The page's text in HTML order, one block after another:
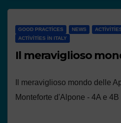
GOOD PRACTICES NEWS
ACTIVITIES IN ITALY
Il meraviglioso
Il meraviglioso mondo delle
Monteforte d'Alpone - 4A e 4B